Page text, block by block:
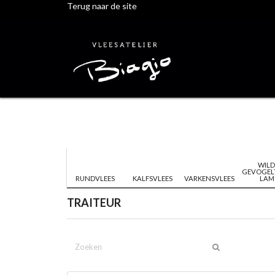
Terug naar de site
RUNDVLEES KALFSVLEES VARKENSVLEES
LAM
TRAITEUR